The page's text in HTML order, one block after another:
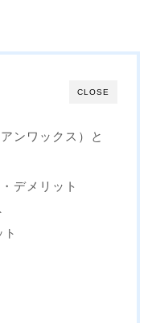
CLOSE
ンワックス）と
デメリット